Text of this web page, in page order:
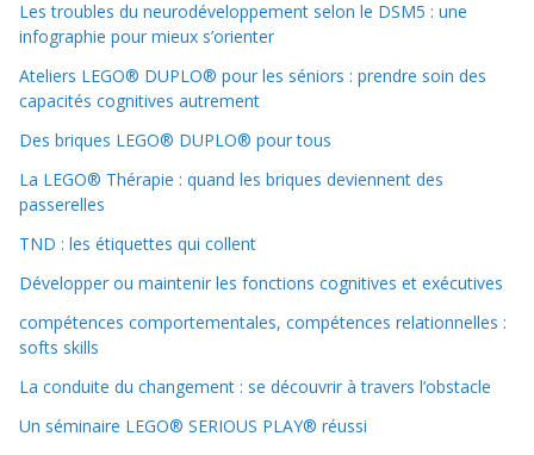
Les troubles du neurodéveloppement selon le DSM5 : une
infographie pour mieux s’orienter
Ateliers LEGO® DUPLO® pour les séniors : prendre soin des
capacités cognitives autrement
Des briques LEGO® DUPLO® pour tous
La LEGO® Thérapie : quand les briques deviennent des
passerelles
TND : les étiquettes qui collent
Développer ou maintenir les fonctions cognitives et exécutives
compétences comportementales, compétences relationnelles :
softs skills
La conduite du changement : se découvrir à travers l’obstacle
Un séminaire LEGO® SERIOUS PLAY® réussi